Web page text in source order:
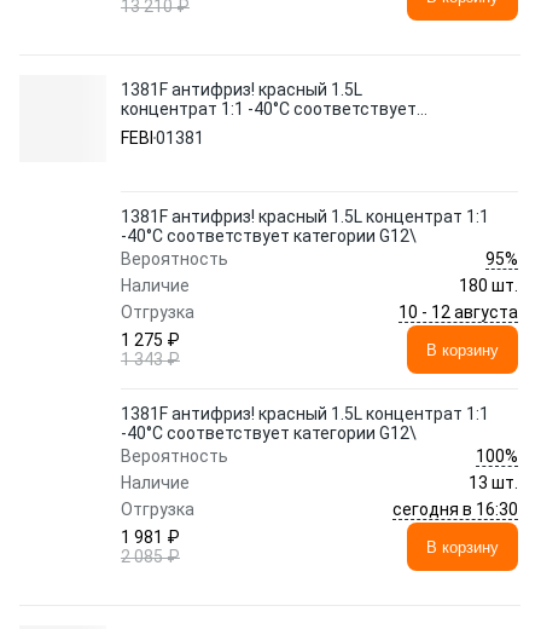
13 210 ₽
1381F антифриз! красный 1.5L
концентрат 1:1 -40°C соответствует
категории G12\
FEBI 01381
1381F антифриз! красный 1.5L концентрат 1:1
-40°C соответствует категории G12\
Вероятность
95%
Наличие
180 шт.
Отгрузка
10 - 12 августа
1 275 ₽
1 343 ₽
В корзину
1381F антифриз! красный 1.5L концентрат 1:1
-40°C соответствует категории G12\
Вероятность
100%
Наличие
13 шт.
Отгрузка
сегодня в 16:30
1 981 ₽
2 085 ₽
В корзину